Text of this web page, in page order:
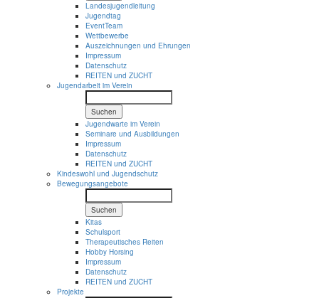
Landesjugendleitung
Jugendtag
EventTeam
Wettbewerbe
Auszeichnungen und Ehrungen
Impressum
Datenschutz
REITEN und ZUCHT
Jugendarbeit im Verein
Suchen
Jugendwarte im Verein
Seminare und Ausbildungen
Impressum
Datenschutz
REITEN und ZUCHT
Kindeswohl und Jugendschutz
Bewegungsangebote
Suchen
Kitas
Schulsport
Therapeutisches Reiten
Hobby Horsing
Impressum
Datenschutz
REITEN und ZUCHT
Projekte